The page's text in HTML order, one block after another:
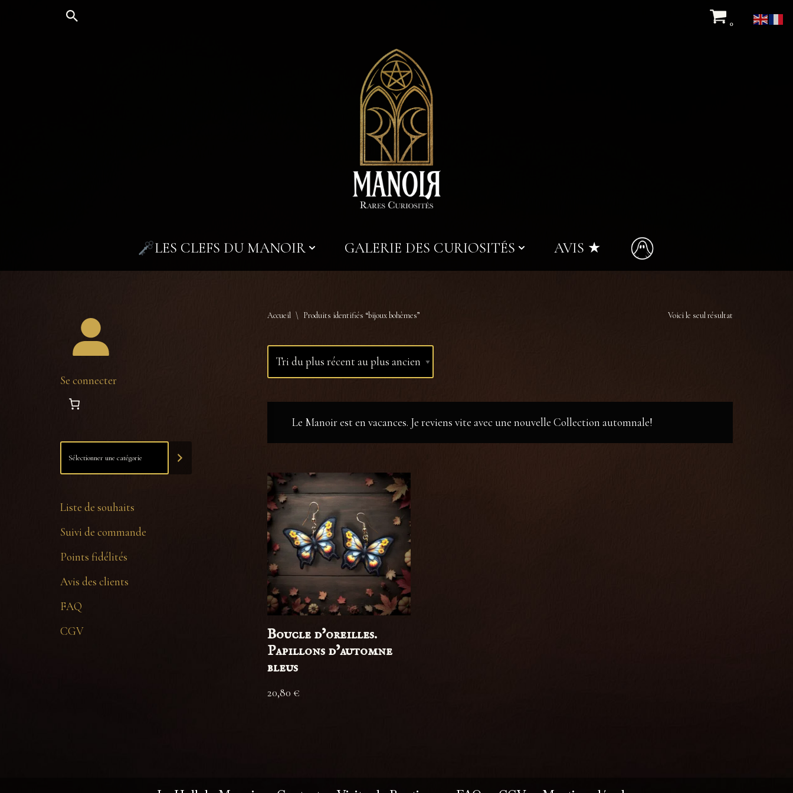
0
LES CLEFS DU MANOIR GALERIE DES CURIOSITÉS AVIS ★
Se connecter
Liste de souhaits
Suivi de commande
Points fidélités
Avis des clients
FAQ
CGV
Accueil \ Produits identifiés “bijoux bohèmes” Voici le seul résultat
Le Manoir est en vacances. Je reviens vite avec une nouvelle Collection automnale!
Boucle d’oreilles.
Papillons d’automne
bleus
20,80 €